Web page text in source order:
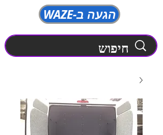
WAZE-הגעה ב